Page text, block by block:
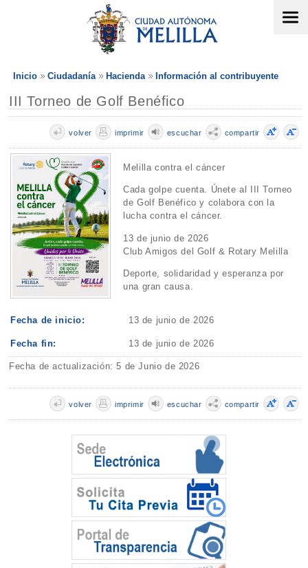
Inicio Ciudadanía Hacienda Información al contribuyente
III Torneo de Golf Benéfico
compartir
escuchar
imprimir
volver
Melilla contra el cáncer
Cada golpe cuenta. Únete al III Torneo
de Golf Benéfico y colabora con la
lucha contra el cáncer.
13 de junio de 2026
Club Amigos del Golf & Rotary Melilla
Deporte, solidaridad y esperanza por
una gran causa.
Fecha de inicio: 13 de junio de 2026
Fecha fin: 13 de junio de 2026
Fecha de actualización: 5 de Junio de 2026
compartir
escuchar
imprimir
volver